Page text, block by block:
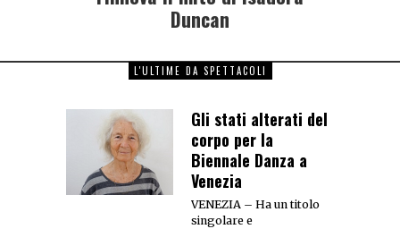
Duncan
L'ULTIME DA SPETTACOLI
Gli stati alterati del
corpo per la
Biennale Danza a
Venezia
VENEZIA – Ha un titolo
singolare e